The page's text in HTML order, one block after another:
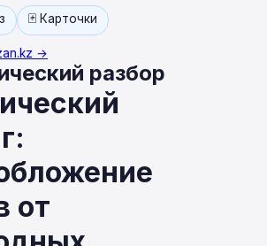
🃏 Карточки
→
разбор
от